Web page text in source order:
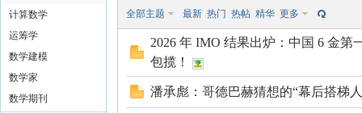
计算数学
运筹学
数学建模
数学家
数学期刊
全部主题 最新 热门 热帖 精华 更多
2026 年 IMO 结果出炉：中国 6 金第
包揽！
潘承彪：哥德巴赫猜想的“幕后搭梯